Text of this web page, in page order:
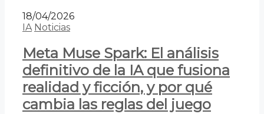
18/04/2026
IA Noticias
Meta Muse Spark: El análisis
definitivo de la IA que fusiona
realidad y ficción, y por qué
cambia las reglas del juego